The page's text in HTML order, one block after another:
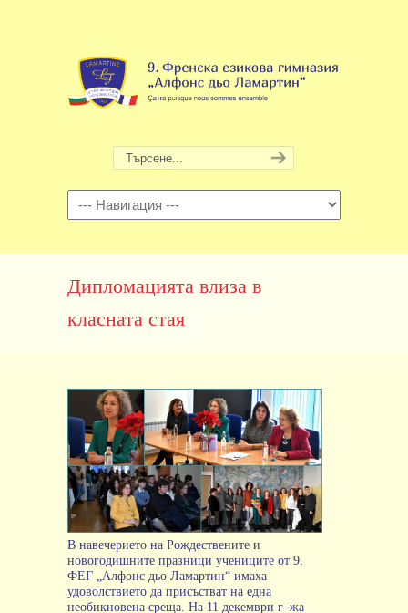
Навигация
Дипломацията влиза в
класната стая
В навечерието на Рождествените и
новогодишните празници учениците от 9.
ФЕГ
Алфонс дьо Ламартин“ имаха
удоволствието да присъстват на една
необикновена среща На 11 декември г–жа